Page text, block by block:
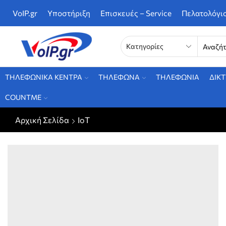
VoIP.gr Υποστήριξη Επισκευές – Service
ΤΗΛΕΦΩΝΙΚΑ ΚΕΝΤΡΑ ΤΗΛΕΦΩΝΑ ΤΗΛΕΦΩΝΙΑ
COUNTME
Αρχική Σελίδα IoT